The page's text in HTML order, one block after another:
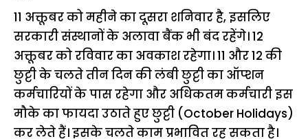
11 अक्तूबरकोमहीनेकादूसरा शनिवारहै,इसलिए
सरकारीसंस्थानोंके अलावाबैंक भीबंदरहेंगे।12
अक्तूबरकोरविवारका अवकाशरहेगा।11 और12 की
छुट्टीकेचलतेतीनदिनकीलंबीछुट्टीका ऑप्शन
कर्मचारियोंकेपासरहेगा और अधिकतमकर्मचारीइस
मौकेकाफायदाउठातेहुएछुट्टी (October Holidays)
करलेतेहैं।इसकेचलतेकामप्रभावितरहसकताहै।